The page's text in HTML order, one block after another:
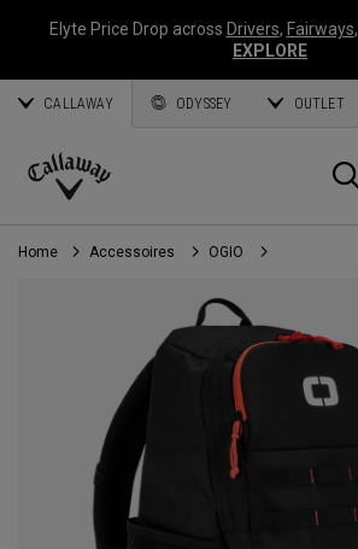
Elyte Price Drop across Drivers, Fairways,
EXPLORE
CALLAWAY ODYSSEY OUTLET
Callaway
Golf
Home Accessoires OGIO